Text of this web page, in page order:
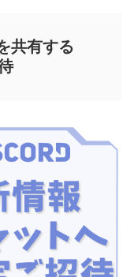
共有する